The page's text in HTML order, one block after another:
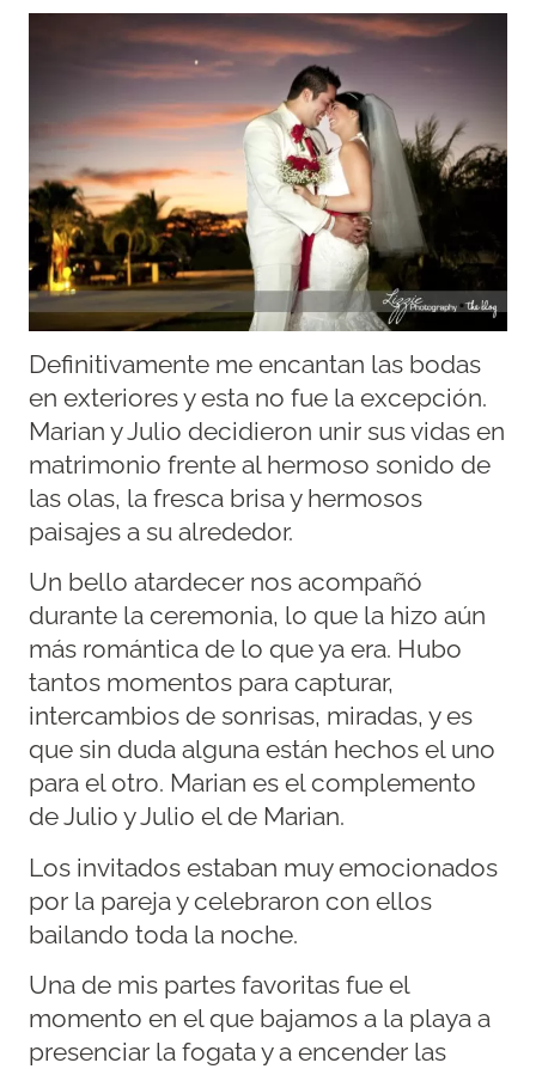
Definitivamente me encantan las bodas
en exteriores y esta no fue la excepción.
Marian y Julio decidieron unir sus vidas en
matrimonio frente al hermoso sonido de
las olas, la fresca brisa y hermosos
paisajes a su alrededor.
Un bello atardecer nos acompañó
durante la ceremonia, lo que la hizo aún
más romántica de lo que ya era. Hubo
tantos momentos para capturar,
intercambios de sonrisas, miradas, y es
que sin duda alguna están hechos el uno
para el otro. Marian es el complemento
de Julio y Julio el de Marian.
Los invitados estaban muy emocionados
por la pareja y celebraron con ellos
bailando toda la noche.
Una de mis partes favoritas fue el
momento en el que bajamos a la playa a
presenciar la fogata y a encender las